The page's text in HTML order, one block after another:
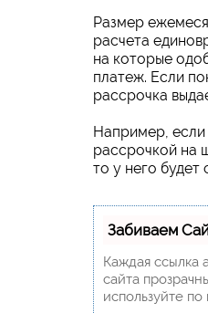
Размер
расчета
на которые
платеж. Если
рассрочка
Например, если
рассрочкой на
то у него
Забиваем
Каждая ссылка
сайта
используйте